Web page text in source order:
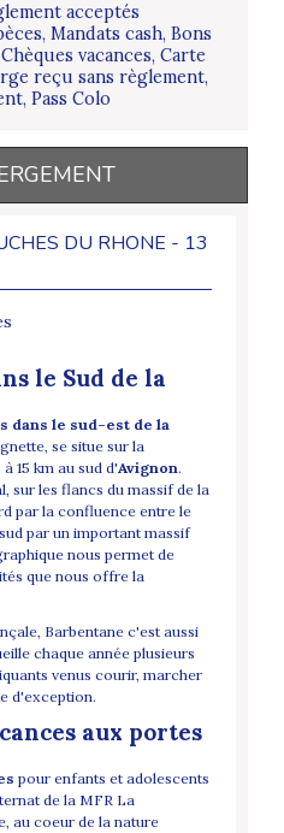
acceptés
Mandats cash, Bons
vacances, Carte
reçu sans règlement,
Pass Colo
DU RHONE - 13
le Sud de la
dans le sud-est de la
se situe sur la
à 15 km au sud d'Avignon.
sur les flancs du massif de la
par la confluence entre le
par un important massif
nous permet de
que nous offre la
Barbentane c'est aussi
chaque année plusieurs
venus courir, marcher
d'exception.
aux portes
pour enfants et adolescents
de la MFR La
au coeur de la nature